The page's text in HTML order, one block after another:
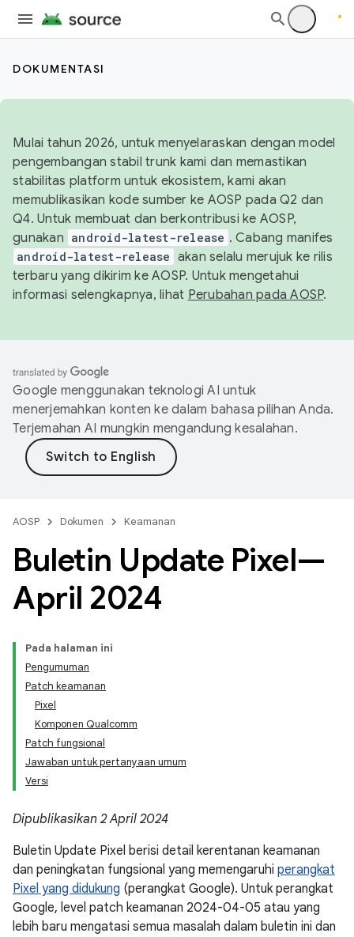
DOKUMENTASI
Mulai tahun 2026, untuk menyelaraskan dengan model
pengembangan stabil trunk kami dan memastikan
stabilitas platform untuk ekosistem, kami akan
memublikasikan kode sumber ke AOSP pada Q2 dan
Q4. Untuk membuat dan berkontribusi ke AOSP,
gunakan android-latest-release . Cabang manifes
android-latest-release akan selalu merujuk ke rilis
terbaru yang dikirim ke AOSP. Untuk mengetahui
informasi selengkapnya, lihat Perubahan pada AOSP.
Google menggunakan teknologi AI untuk
menerjemahkan konten ke dalam bahasa pilihan Anda.
Terjemahan AI mungkin mengandung kesalahan.
AOSP Dokumen Keamanan
Buletin Update Pixel—
April 2024
Pada halaman ini
Pengumuman
Patch keamanan
Pixel
Komponen Qualcomm
Patch fungsional
Jawaban untuk pertanyaan umum
Versi
Dipublikasikan 2 April 2024
Buletin Update Pixel berisi detail kerentanan keamanan
dan peningkatan fungsional yang memengaruhi perangkat
Pixel yang didukung (perangkat Google). Untuk perangkat
Google, level patch keamanan 2024-04-05 atau yang
lebih baru mengatasi semua masalah dalam buletin ini dan